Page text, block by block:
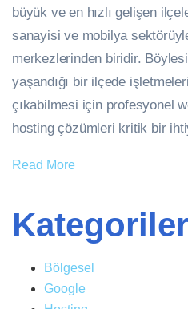
büyük ve en hızlı gelişen
sanayisi ve mobilya
merkezlerinden biridir.
yaşandığı bir ilçede
çıkabilmesi için profesyonel
hosting çözümleri kritik bir
Read More
Kategoriler
Bölgesel
Google